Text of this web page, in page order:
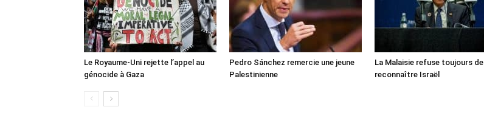
Le Royaume-Uni rejette l’appel au
génocide à Gaza
Pedro Sánchez remercie une jeune
Palestinienne
La Malaisie refuse toujours de
reconnaître Israël